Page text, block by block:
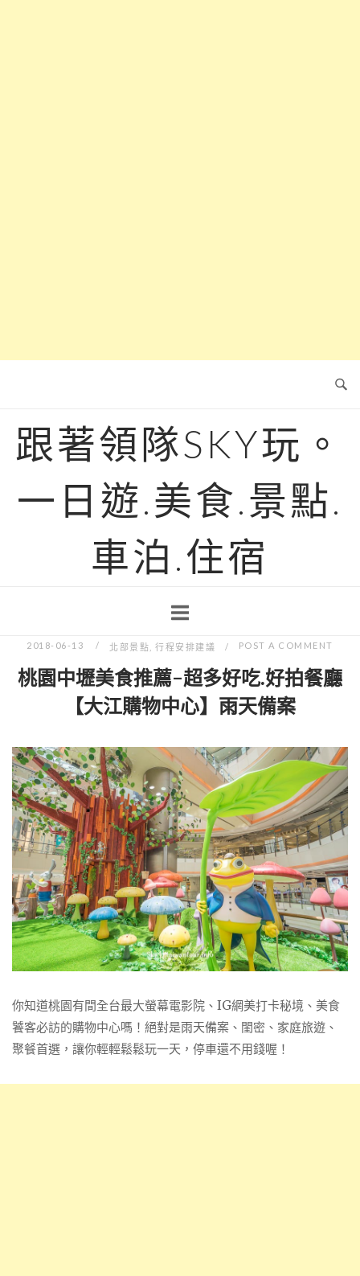
跟著領隊SKY玩。
一日遊.美食.景點.
車泊.住宿
2018-06-13 北部景點 ,行程安排建議 POST A COMMENT
桃園中壢美食推薦-超多好吃.好拍餐廳
【大江購物中心】雨天備案
你知道桃園有間全台最大螢幕電影院、IG網美打卡秘境、美食
饕客必訪的購物中心嗎！絕對是雨天備案、閨密、家庭旅遊、
聚餐首選，讓你輕輕鬆鬆玩一天，停車還不用錢喔！